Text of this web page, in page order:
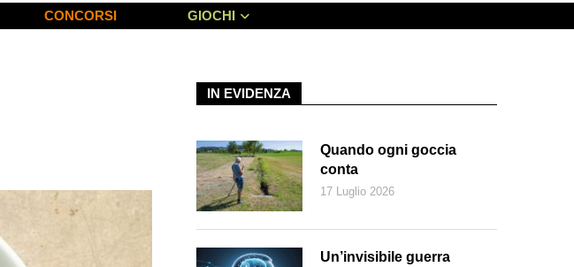
CONCORSI GIOCHI
IN EVIDENZA
Quando ogni goccia
conta
17 Luglio 2026
Un’invisibile guerra